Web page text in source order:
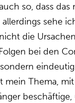
so, dass
sehe
die
bei den
mein Thema,
beschäftige,